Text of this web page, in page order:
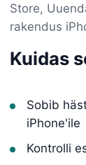
Store,
rakendus
Kuidas
Sobib
iPhone'ile
Kontrolli